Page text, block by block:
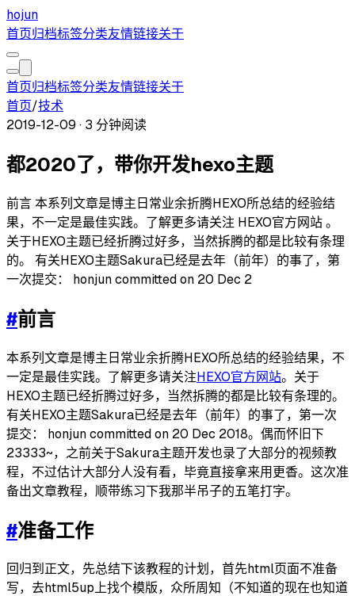
hojun
首页归档标签分类友情链接关于
首页归档标签分类友情链接关于
首页/技术
2019-12-09 · 3 分钟阅读
都2020了，带你开发hexo主题
前言 本系列文章是博主日常业余折腾HEXO所总结的经验结
果，不一定是最佳实践。了解更多请关注 HEXO官方网站 。
关于HEXO主题已经折腾过好多，当然拆腾的都是比较有条理
的。 有关HEXO主题Sakura已经是去年（前年）的事了，第
一次提交： honjun committed on 20 Dec 2
#前言
本系列文章是博主日常业余折腾HEXO所总结的经验结果，不
一定是最佳实践。了解更多请关注HEXO官方网站。关于
HEXO主题已经折腾过好多，当然拆腾的都是比较有条理的。
有关HEXO主题Sakura已经是去年（前年）的事了，第一次
提交： honjun committed on 20 Dec 2018。偶而怀旧下
23333~，之前关于Sakura主题开发也录了大部分的视频教
程，不过估计大部分人没有看，毕竟直接拿来用更香。这次准
备出文章教程，顺带练习下我那半吊子的五笔打字。
#准备工作
回归到正文，先总结下该教程的计划，首先html页面不准备
写，去html5up上找个模版，众所周知（不知道的现在也知道